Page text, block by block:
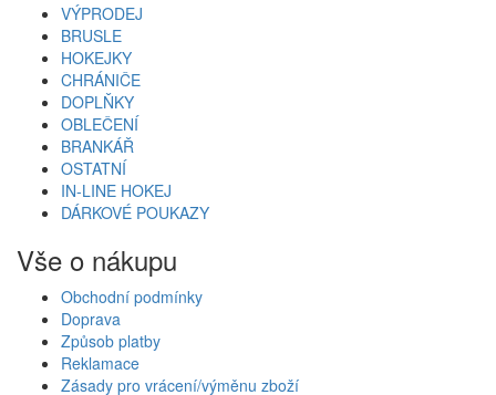
VÝPRODEJ
BRUSLE
HOKEJKY
CHRÁNIČE
DOPLŇKY
OBLEČENÍ
BRANKÁŘ
OSTATNÍ
IN-LINE HOKEJ
DÁRKOVÉ POUKAZY
Vše o nákupu
Obchodní podmínky
Doprava
Způsob platby
Reklamace
Zásady pro vrácení/výměnu zboží